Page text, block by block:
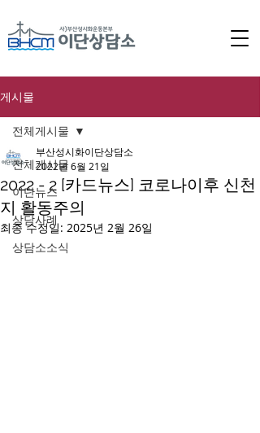
게시물
전체게시물
이단뉴스
상담사례
상담소소식
전체게시물
2022 - 2 [카드뉴스] 코로나이후 신천
지 활동주의
부산성시화이단상담소
2022년 6월 21일
최종 수정일: 2025년 2월 26일